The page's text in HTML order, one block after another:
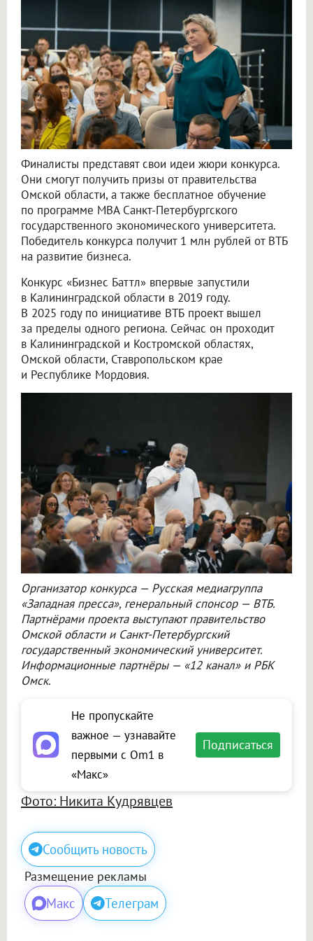
Финалисты представят свои идеи жюри конкурса.
Они смогут получить призы от правительства
Омской области, а также бесплатное обучение
по программе MBA Санкт-Петербургского
государственного экономического университета.
Победитель конкурса получит 1 млн рублей от ВТБ
на развитие бизнеса.
Конкурс «Бизнес Баттл» впервые запустили
в Калининградской области в 2019 году.
В 2025 году по инициативе ВТБ проект вышел
за пределы одного региона. Сейчас он проходит
в Калининградской и Костромской областях,
Омской области, Ставропольском крае
и Республике Мордовия.
Организатор конкурса — Русская медиагруппа
«Западная пресса», генеральный спонсор — ВТБ.
Партнёрами проекта выступают правительство
Омской области и Санкт-Петербургский
государственный экономический университет.
Информационные партнёры — «12 канал» и РБК
Омск.
Не пропускайте
важное — узнавайте
первыми с Om1 в
«Макс»
Подписаться
Фото: Никита Кудрявцев
Сообщить новость
Размещение рекламы
Макс Телеграм